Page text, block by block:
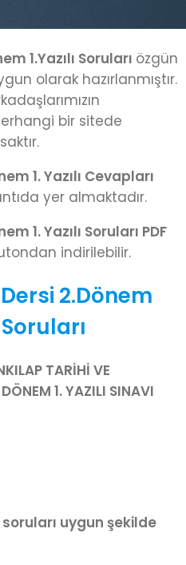
1.Yazılı Soruları özgün
olarak hazırlanmıştır.
bir sitede
1. Yazılı Cevapları
yer almaktadır.
1. Yazılı Soruları PDF
indirilebilir.
Dersi 2.Dönem
Soruları
TARİHİ VE
1. YAZILI SINAVI
uygun şekilde